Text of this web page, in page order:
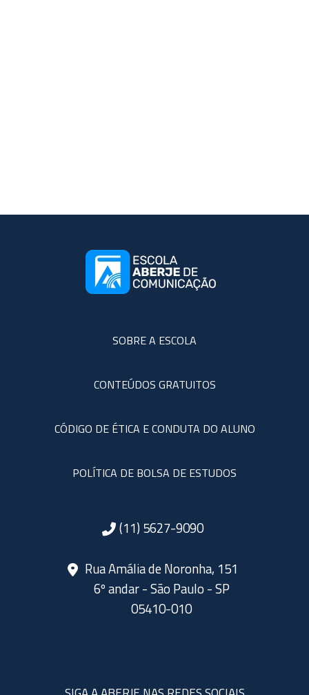
SOBRE A ESCOLA
CONTEÚDOS GRATUITOS
CÓDIGO DE ÉTICA E CONDUTA DO ALUNO
POLÍTICA DE BOLSA DE ESTUDOS
(11) 5627-9090
Rua Amália de Noronha, 151
6º andar - São Paulo - SP
05410-010